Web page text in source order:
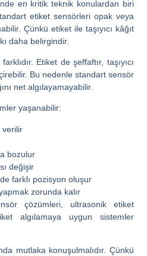
en kritik teknik konulardan biri
etiket sensörleri opak veya
Çünkü etiket ile taşıyıcı kâğıt
daha belirgindir.
Etiket de şeffaftır, taşıyıcı
Bu nedenle standart sensör
net algılayamayabilir.
yaşanabilir:
verilir
bozulur
değişir
farklı pozisyon oluşur
zorunda kalır
çözümleri, ultrasonik etiket
algılamaya uygun sistemler
mutlaka konuşulmalıdır. Çünkü